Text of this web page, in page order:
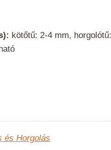
kötőtű: 2-4 mm,
és Horgolás